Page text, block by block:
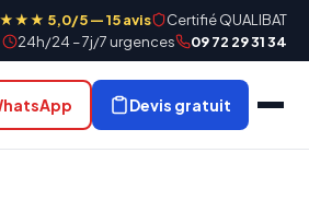
5,0/5 — 15 avis
Certifié QUALIBAT
24h/24 – 7j/7 urgences
09 72 29 31 34
Devis gratuit